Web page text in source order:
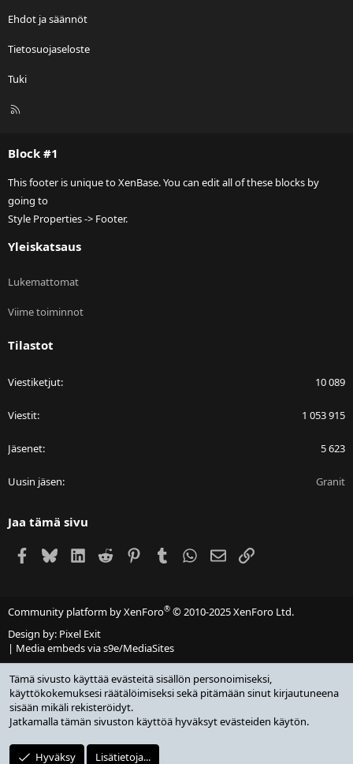
Ehdot ja säännöt
Tietosuojaseloste
Tuki
R
Block #1
This footer is unique to XenBase. You can edit all of these blocks by
going to
Style Properties -> Footer.
Yleiskatsaus
Lukemattomat
Viime toiminnot
Tilastot
Viestiketjut 10 089
Viestit 1 053 915
Jäsenet 5 623
Uusin jäsen Granit
Jaa tämä sivu
Facebook
BlueskyLinkedIn
Reddit PinterestTumblr WhatsApp
Sähköposti
Linkki
Community platform by XenForo® © 2010-2025 XenForo Ltd.
Design by: Pixel Exit
| Media embeds via s9e/MediaSites
Tämä sivusto käyttää evästeitä sisällön personoimiseksi,
käyttökokemuksesi räätälöimiseksi sekä pitämään sinut kirjautuneena
sisään mikäli rekisteröidyt.
Jatkamalla tämän sivuston käyttöä hyväksyt evästeiden käytön.
Hyväksy Lisätietoja...